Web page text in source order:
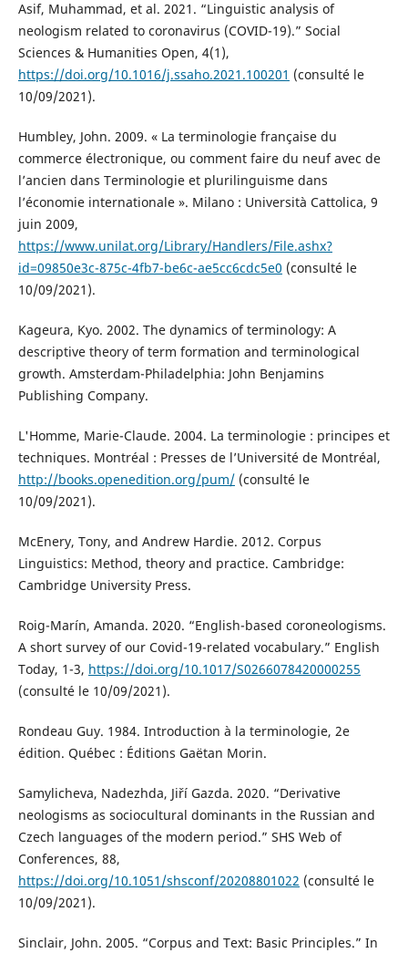
Asif, Muhammad, et al. 2021. “Linguistic analysis of
neologism related to coronavirus (COVID-19).” Social
Sciences & Humanities Open, 4(1),
https://doi.org/10.1016/j.ssaho.2021.100201 (consulté le
10/09/2021).
Humbley, John. 2009. « La terminologie française du
commerce électronique, ou comment faire du neuf avec de
l’ancien dans Terminologie et plurilinguisme dans
l’économie internationale ». Milano : Università Cattolica, 9
juin 2009,
https://www.unilat.org/Library/Handlers/File.ashx?
id=09850e3c-875c-4fb7-be6c-ae5cc6cdc5e0 (consulté le
10/09/2021).
Kageura, Kyo. 2002. The dynamics of terminology: A
descriptive theory of term formation and terminological
growth. Amsterdam-Philadelphia: John Benjamins
Publishing Company.
L'Homme, Marie-Claude. 2004. La terminologie : principes et
techniques. Montréal : Presses de l’Université de Montréal,
http://books.openedition.org/pum/(consulté le
10/09/2021).
McEnery, Tony, and Andrew Hardie. 2012. Corpus
Linguistics: Method, theory and practice. Cambridge:
Cambridge University Press.
Roig-Marín, Amanda. 2020. “English-based coroneologisms.
A short survey of our Covid-19-related vocabulary.” English
Today, 1-3, https://doi.org/10.1017/S0266078420000255
(consulté le 10/09/2021).
Rondeau Guy. 1984. Introduction à la terminologie, 2e
édition. Québec : Éditions Gaëtan Morin.
Samylicheva, Nadezhda, Jiří Gazda. 2020. “Derivative
neologisms as sociocultural dominants in the Russian and
Czech languages of the modern period.” SHS Web of
Conferences, 88,
https://doi.org/10.1051/shsconf/20208801022 (consulté le
10/09/2021).
Sinclair, John. 2005. “Corpus and Text: Basic Principles.” In